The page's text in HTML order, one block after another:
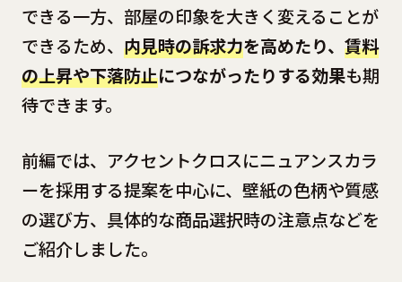
できる一方、部屋の印象を大きく変えることが
できるため、 内見時の訴求力を高めたり、 賃料
の上昇や下落防止につながったりする効果も期
待できます。
前編では、アクセントクロスにニュアンスカラ
ーを採用する提案を中心に、壁紙の色柄や質感
の選び方、具体的な商品選択時の注意点などを
ご紹介しました。